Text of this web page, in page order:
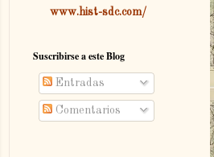
www.hist-sdc.com/
Suscribirse a este Blog
Entradas
Comentarios